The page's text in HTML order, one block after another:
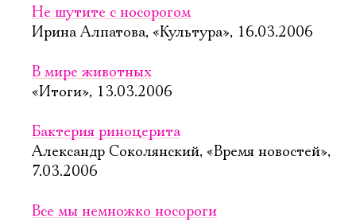
Не шутите с носорогом
Ирина Алпатова, «Культура», 16.03.2006
В мире животных
«Итоги», 13.03.2006
Бактерия риноцерита
Александр Соколянский, «Время новостей»,
7.03.2006
Все мы немножко носороги